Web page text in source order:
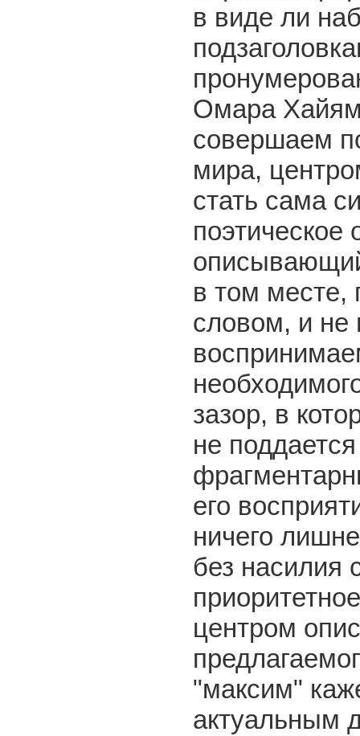
в виде ли
Омара
совершаем
мира,
стать сама
поэтическое
в том месте,
словом, и не
зазор, в
не
его
ничего
без насилия
центром
"максим"
актуальным